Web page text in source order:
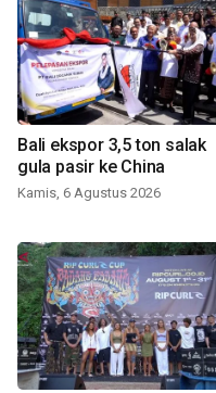
Bali ekspor 3,5 ton salak
gula pasir ke China
Kamis, 6 Agustus 2026